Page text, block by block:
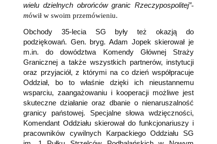
wielu dzielnych obrońców granic Rzeczypospolitej”-
mówił w swoim przemówieniu.
Obchody 35-lecia SG były też okazją do
podziękowań. Gen. bryg. Adam Jopek skierował je
m.in. do dowództwa Komendy Głównej Straży
Granicznej a także wszystkich partnerów, instytucji
oraz przyjaciół, z którymi na co dzień współpracuje
Oddział, bo to właśnie dzięki ich nieustannemu
wsparciu, zaangażowaniu i kooperacji możliwe jest
skuteczne działanie oraz dbanie o nienaruszalność
granicy państowej. Specjalne słowa wdzięczności,
Komendant Oddziału skierował do funkcjonariuszy i
pracowników cywilnych Karpackiego Oddziału SG